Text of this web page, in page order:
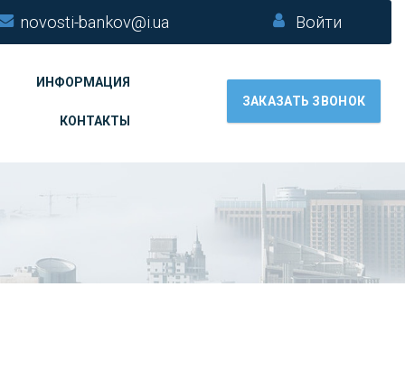
novosti-bankov@i.ua Войти
ИНФОРМАЦИЯ
КОНТАКТЫ
ЗАКАЗАТЬ ЗВОНОК